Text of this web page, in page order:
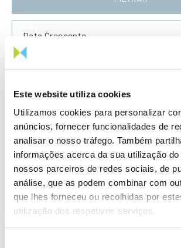
Este website utiliza cookies
Utilizamos cookies para personalizar
anúncios, fornecer funcionalidades de
analisar o nosso tráfego. Também
informações acerca da sua utilização
nossos parceiros de redes sociais, de
análise, que as podem combinar com
que lhes forneceu ou recolhidas por
utilização dos respetivos serviços.
Data Crescente
258.64 Kb
Eletroprodutor da
2024
Publicação com periodicidade
informação sobre
2024-11-12 Eletricidade